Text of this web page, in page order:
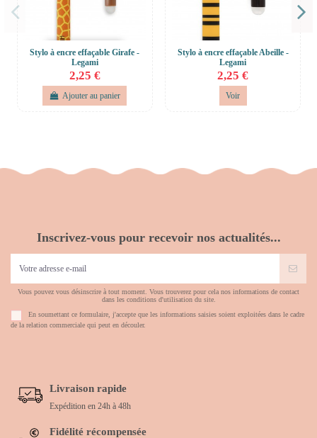
Stylo à encre effaçable Girafe -
Legami
2,25 €
Ajouter au panier
Stylo à encre effaçable Abeille -
Legami
2,25 €
Voir
Inscrivez-vous pour recevoir nos actualités...
Vous pouvez vous désinscrire à tout moment. Vous trouverez pour cela nos informations de contact
dans les conditions d'utilisation du site.
En soumettant ce formulaire, j'accepte que les informations saisies soient exploitées dans le cadre
de la relation commerciale qui peut en découler.
Livraison rapide
Expédition en 24h à 48h
Fidélité récompensée